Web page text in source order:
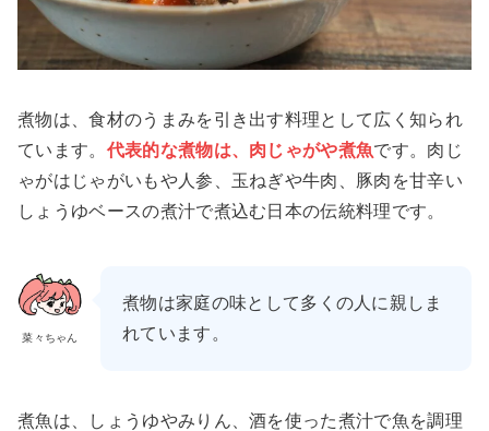
煮物は、食材のうまみを引き出す料理として広く知られ
ています。 代表的な煮物は、肉じゃがや煮魚です。肉じ
ゃがはじゃがいもや人参、玉ねぎや牛肉、豚肉を甘辛い
しょうゆベースの煮汁で煮込む日本の伝統料理です。
菜々ちゃん
煮物は家庭の味として多くの人に親しま
れています。
煮魚は、しょうゆやみりん、酒を使った煮汁で魚を調理